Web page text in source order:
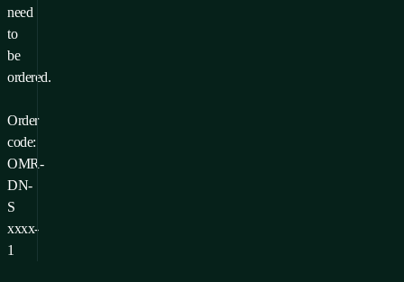
need
to
be
ordered.
Order
code:
OMR-
DN-
S
xxxx-
1